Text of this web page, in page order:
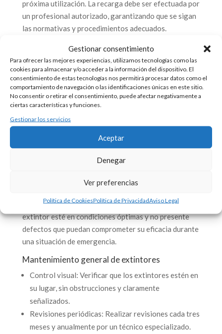
Gestionar consentimiento
Para ofrecer las mejores experiencias, utilizamos tecnologías como las
cookies para almacenar y/o acceder a la información del dispositivo. El
consentimiento de estas tecnologías nos permitirá procesar datos como el
comportamiento de navegación o las identificaciones únicas en este sitio.
No consentir o retirar el consentimiento, puede afectar negativamente a
ciertas características y funciones.
Gestionar los servicios
Aceptar
Denegar
Ver preferencias
Política de CookiesPolítica de PrivacidadAviso Legal
próxima utilización. La recarga debe ser efectuada por
un profesional autorizado, garantizando que se sigan
las normativas y procedimientos adecuados.
Las revisiones se llevan a cabo para asegurar que el
extintor esté en su lugar, sea visible y esté
correctamente señalizado. Estas revisiones deben
realizarse periódicamente, generalmente cada tres
meses por el responsable del lugar y de forma anual
por un técnico especializado. Este procedimiento es
esencial para la accesibilidad y funcionamiento
adecuado del extintor en emergencias.
exhaustiva que requiere vaciar el contenido del
extintor y realizar una prueba de presión para
cada cinco años y es fundamental para asegurar que el
extintor esté en condiciones óptimas y no presente
defectos que puedan comprometer su eficacia durante
una situación de emergencia.
Mantenimiento general de extintores
Control visual: Verificar que los extintores estén en
su lugar, sin obstrucciones y claramente
señalizados.
Revisiones periódicas: Realizar revisiones cada tres
meses y anualmente por un técnico especializado.